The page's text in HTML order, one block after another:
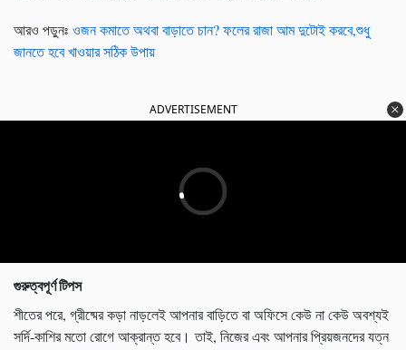
আরও পড়ুনঃ ওজন কমাতে অথবা বাড়াতে চান? ফলের রাজা আম দুটোই করবে,শুধু
জানতে হবে খাওয়ার সঠিক উপায়
গুরুত্বপূর্ণ টিপস
শীতের পরে, গ্রীষ্মের কড়া নাড়লেই আপনার বাড়িতে বা অফিসে কেউ না কেউ অবশ্যই
সর্দি-কাশির মতো রোগে আক্রান্ত হবে। তাই, নিজের এবং আপনার প্রিয়জনদের যত্ন
নিতে, পরিবর্তনশীল আবহাওয়ায় আপনি যদি সামান্য গরমও অনুভব করেন, তাহলে ফ্যান